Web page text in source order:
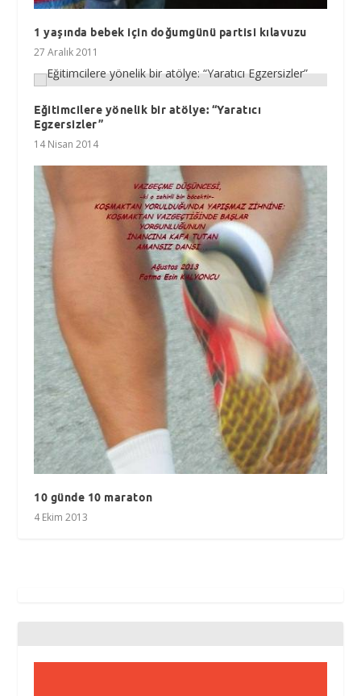
1 yaşında bebek için doğumgünü partisi kılavuzu
27 Aralık 2011
Eğitimcilere yönelik bir atölye: “Yaratıcı
Egzersizler”
14 Nisan 2014
10 günde 10 maraton
4 Ekim 2013